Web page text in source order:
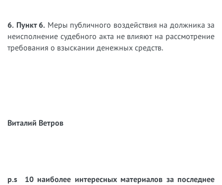
6. Пункт 6. Меры публичного воздействия на должника за
неисполнение судебного акта не влияют на рассмотрение
требования о взыскании денежных средств.
Виталий Ветров
p.s 10 наиболее интересных материалов за последнее